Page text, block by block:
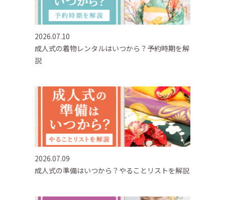
2026.07.10
成人式の着物レンタルはいつから？予約時期を解
説
2026.07.09
成人式の準備はいつから？やることリストを解説